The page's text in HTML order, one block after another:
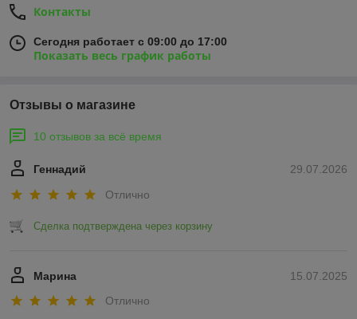
Контакты
Сегодня работает с 09:00 до 17:00
Показать весь график работы
Отзывы о магазине
10 отзывов за всё время
29.07.2026
Геннадий
Отлично
Сделка подтверждена через корзину
15.07.2025
Марина
Отлично